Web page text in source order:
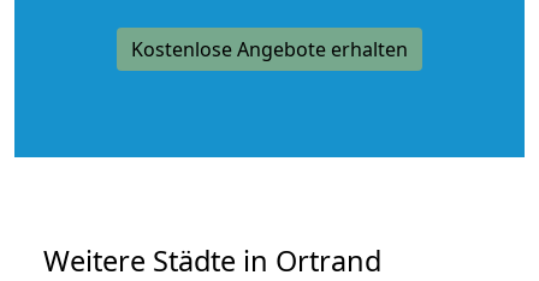
Kostenlose Angebote erhalten
Weitere Städte in Ortrand